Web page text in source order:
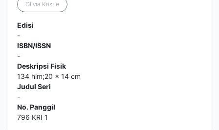
Olivia Kristie
Edisi
-
ISBN/ISSN
-
Deskripsi Fisik
134 hlm;20 x 14 cm
Judul Seri
-
No. Panggil
796 KRI 1